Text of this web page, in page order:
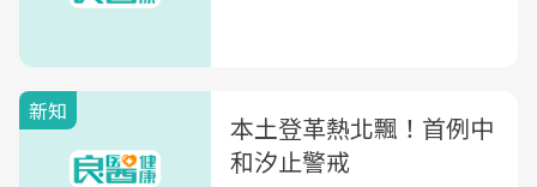
新知
本土登革熱北飄！首例中
和汐止警戒